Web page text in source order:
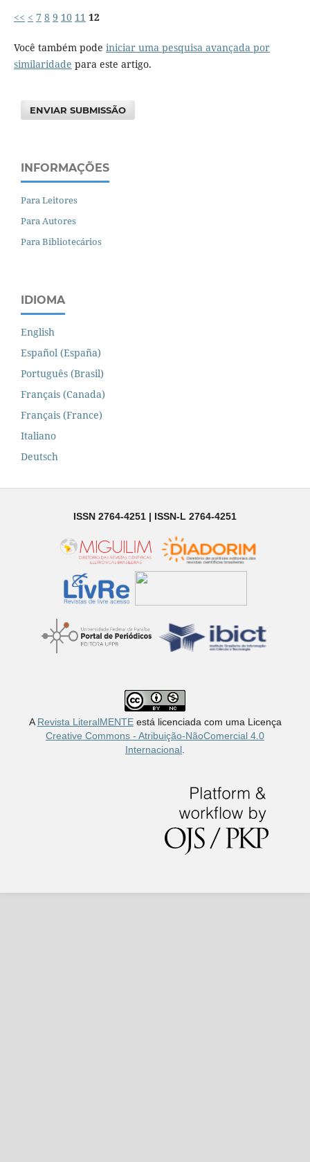
<< < 7 8 9 10 11 12
Você também pode iniciar uma pesquisa avançada por
similaridade para este artigo.
ENVIAR SUBMISSÃO
INFORMAÇÕES
Para Leitores
Para Autores
Para Bibliotecários
IDIOMA
English
Español (España)
Português (Brasil)
Français (Canada)
Français (France)
Italiano
Deutsch
ISSN 2764-4251 | ISSN-L 2764-4251
A Revista LiteralMENTEestá licenciada com uma Licença
Creative Commons - Atribuição-NãoComercial 4.0
Internacional